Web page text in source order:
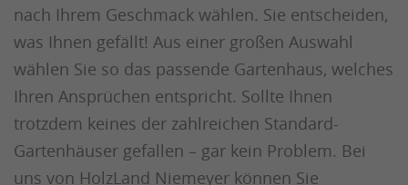
nach Ihrem Geschmack wählen. Sie entscheiden,
was Ihnen gefällt! Aus einer großen Auswahl
wählen Sie so das passende Gartenhaus, welches
Ihren Ansprüchen entspricht. Sollte Ihnen
trotzdem keines der zahlreichen Standard-
Gartenhäuser gefallen – gar kein Problem. Bei
uns von HolzLand Niemeyer können Sie